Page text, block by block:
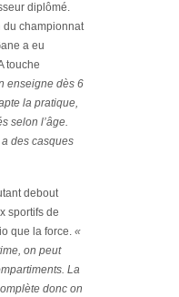
diplômé.
du championnat
a eu
touche
enseigne dès 6
la pratique,
selon l’âge.
des casques
debout
sportifs de
que la force. «
on peut
La
donc on